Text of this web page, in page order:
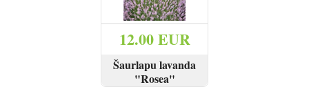
12.00 EUR
Šaurlapu lavanda
"Rosea"